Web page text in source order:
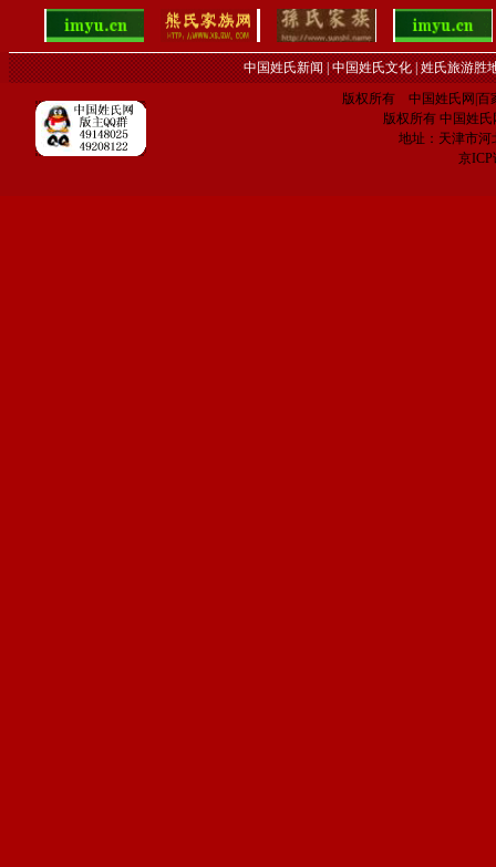
中国姓氏新闻|中国姓氏文化|姓氏旅游胜
版权所有 中国姓氏网|百
版权所有 中国姓氏
地址：天津市河
京ICP